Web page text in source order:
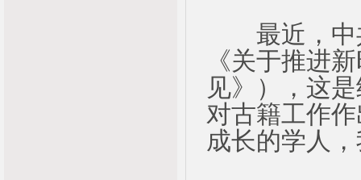
最近，中
《关于推进
见》），这
对古籍工作
成长的学人